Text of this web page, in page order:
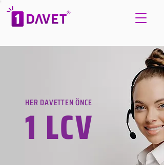
HER DAVETTEN ÖNCE
1 LCV